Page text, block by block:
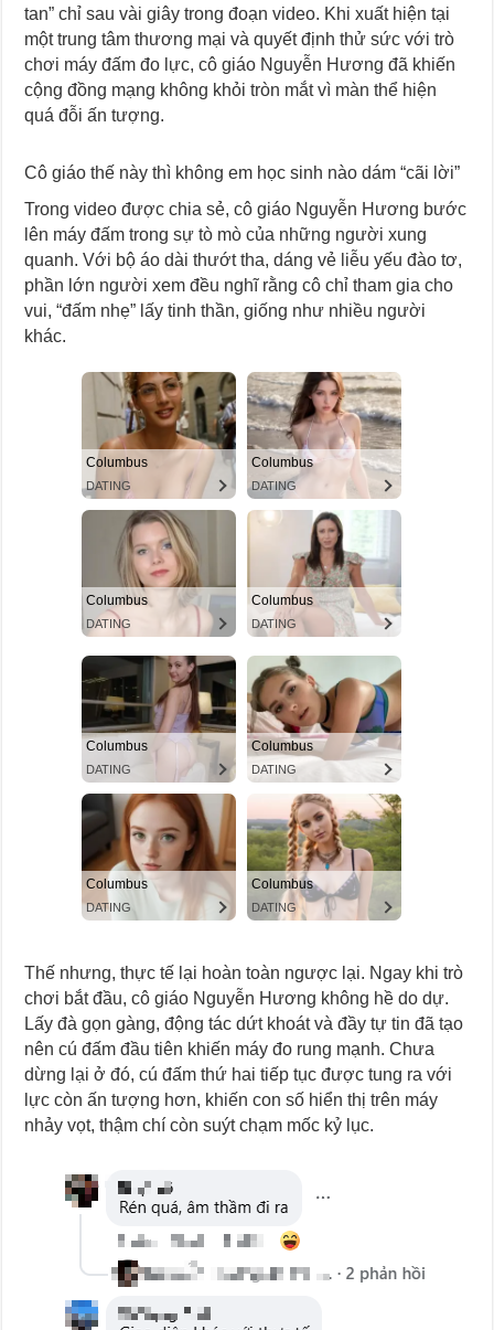
tan” chỉ sau vài giây trong đoạn video. Khi xuất hiện tại
một trung tâm thương mại và quyết định thử sức với trò
chơi máy đấm đo lực, cô giáo Nguyễn Hương đã khiến
cộng đồng mạng không khỏi tròn mắt vì màn thể hiện
quá đỗi ấn tượng.
Cô giáo thế này thì không em học sinh nào dám “cãi lời”
Trong video được chia sẻ, cô giáo Nguyễn Hương bước
lên máy đấm trong sự tò mò của những người xung
quanh. Với bộ áo dài thướt tha, dáng vẻ liễu yếu đào tơ,
phần lớn người xem đều nghĩ rằng cô chỉ tham gia cho
vui, “đấm nhẹ” lấy tinh thần, giống như nhiều người
khác.
Thế nhưng, thực tế lại hoàn toàn ngược lại. Ngay khi trò
chơi bắt đầu, cô giáo Nguyễn Hương không hề do dự.
Lấy đà gọn gàng, động tác dứt khoát và đầy tự tin đã tạo
nên cú đấm đầu tiên khiến máy đo rung mạnh. Chưa
dừng lại ở đó, cú đấm thứ hai tiếp tục được tung ra với
lực còn ấn tượng hơn, khiến con số hiển thị trên máy
nhảy vọt, thậm chí còn suýt chạm mốc kỷ lục.